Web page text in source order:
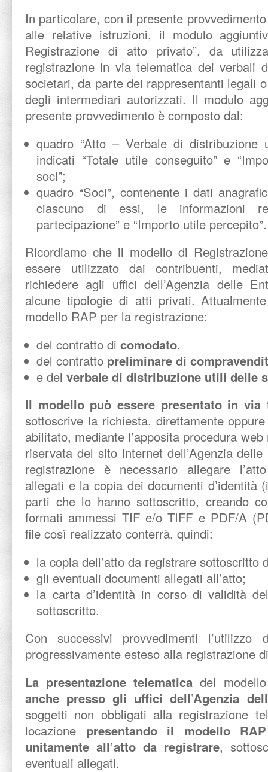
In particolare, con il presente
alle relative istruzioni, il modulo
Registrazione di atto privato”, da
registrazione in via telematica dei verbali
societari, da parte dei rappresentanti legali
degli intermediari autorizzati. Il modulo
presente provvedimento è composto dal:
quadro “Atto – Verbale di distribuzione
indicati “Totale utile conseguito” e
soci”;
quadro “Soci”, contenente i dati
ciascuno di essi, le informazioni
partecipazione” e “Importo utile percepito”.
Ricordiamo che il modello di
essere utilizzato dai contribuenti,
richiedere agli uffici dell’Agenzia delle
alcune tipologie di atti privati.
modello RAP per la registrazione:
del contratto dicomodato,
del contratto preliminare di
e delverbale di distribuzione utili delle
Il modello può essere presentato in
sottoscrive la richiesta, direttamente
abilitato, mediante l’apposita procedura
riservata del sito internet dell’Agenzia
registrazione è necessario allegare
allegati e la copia dei documenti d’identità
parti che lo hanno sottoscritto, creando
formati ammessi TIF e/o TIFF e PDF/A
file così realizzato conterrà, quindi:
la copia dell’atto da registrare sottoscritto
gli eventuali documenti allegati all’atto;
la carta d’identità in corso di validità
sottoscritto.
Con successivi provvedimenti
progressivamente esteso alla registrazione
La presentazione telematica del
anche presso gli uffici dell’Agenzia
soggetti non obbligati alla registrazione
locazione presentando il modello
unitamente all’atto da registrare,
eventuali allegati.